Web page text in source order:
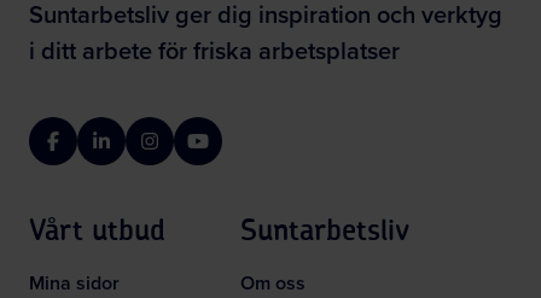
Suntarbetsliv ger dig inspiration och verktyg
i ditt arbete för friska arbetsplatser
FacebookLinkedInInstagramYouTube
Vårt utbud
Mina sidor
Suntarbetsliv
Om oss